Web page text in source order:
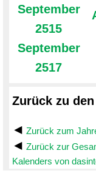
September
2515
September
2517
Zurück zu
Zurück zum
Zurück zur
Kalenders von